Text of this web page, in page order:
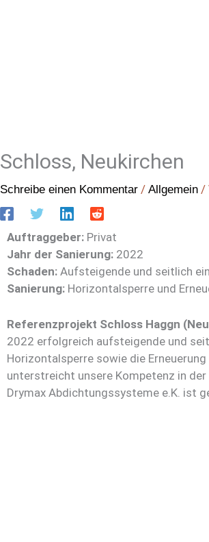
Schloss, Neukirchen
Schreibe einen Kommentar /Allgemein /
Auftraggeber: Privat
Jahr der Sanierung: 2022
Schaden: Aufsteigende und seitlich
Sanierung: Horizontalsperre und
Referenzprojekt Schloss Haggn
2022 erfolgreich aufsteigende und
Horizontalsperre sowie die
unterstreicht unsere Kompetenz in
Drymax Abdichtungssysteme e.K. ist